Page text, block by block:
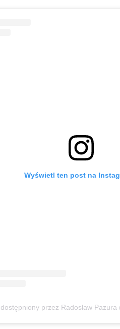
Wyświetl ten post na
przez Radoslaw Pazura